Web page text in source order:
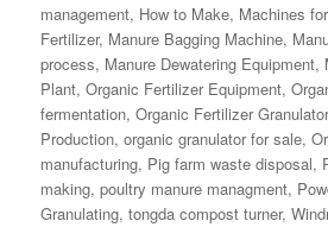
management, How to Make, Machines
Fertilizer, Manure Bagging Machine,
process, Manure Dewatering Equipment,
Plant,Organic Fertilizer Equipment,
fermentation,Organic Fertilizer Granulator
Production,organic granulator for sale,
manufacturing, Pig farm waste disposal,
making,poultry manure managment,
Granulating,tongda compost turner,